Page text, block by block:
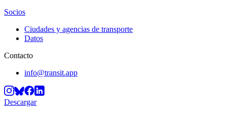
Socios
Ciudades y agencias de transporte
Datos
Contacto
info@transit.app
Descargar